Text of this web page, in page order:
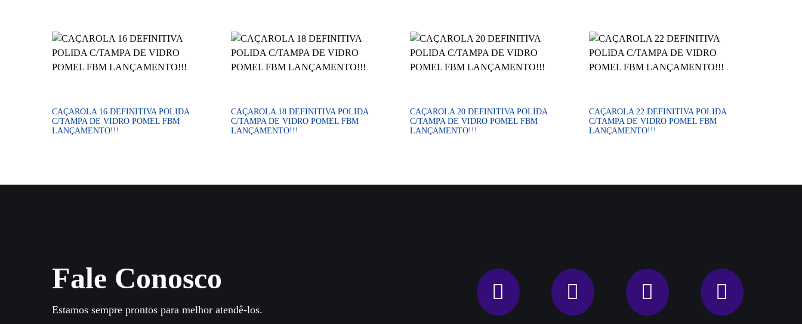
CAÇAROLA 16 DEFINITIVA POLIDA
C/TAMPA DE VIDRO POMEL FBM
LANÇAMENTO!!!
CAÇAROLA 18 DEFINITIVA POLIDA
C/TAMPA DE VIDRO POMEL FBM
LANÇAMENTO!!!
CAÇAROLA 20 DEFINITIVA POLIDA
C/TAMPA DE VIDRO POMEL FBM
LANÇAMENTO!!!
CAÇAROLA 22 DEFINITIVA POLIDA
C/TAMPA DE VIDRO POMEL FBM
LANÇAMENTO!!!
Fale Conosco
Estamos sempre prontos para melhor atendê-los.